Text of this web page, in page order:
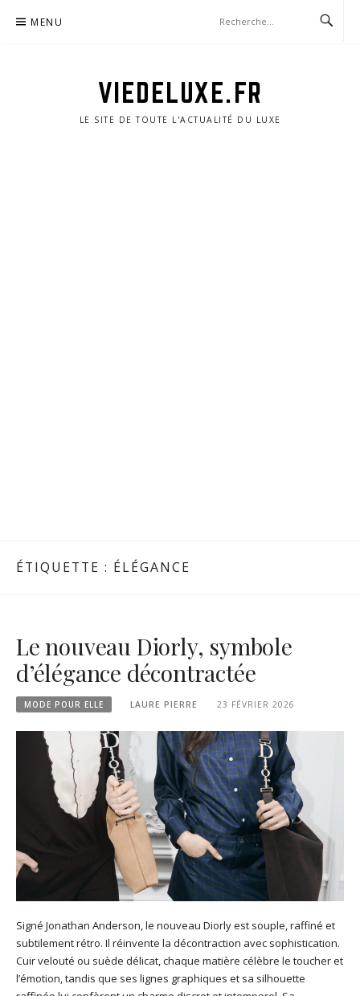
MENU
VIEDELUXE.FR
LE SITE DE TOUTE L'ACTUALITÉ DU LUXE
ÉTIQUETTE : ÉLÉGANCE
Le nouveau Diorly, symbole
d’élégance décontractée
MODE POUR ELLE LAURE PIERRE 23 FÉVRIER 2026
Signé Jonathan Anderson, le nouveau Diorly est souple, raffiné et
subtilement rétro. Il réinvente la décontraction avec sophistication.
Cuir velouté ou suède délicat, chaque matière célèbre le toucher et
l’émotion, tandis que ses lignes graphiques et sa silhouette